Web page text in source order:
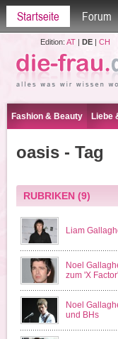
Startseite Forum
Edition: AT| DE| CH
Fashion & Beauty Liebe
oasis - Tag
RUBRIKEN(9)
Liam
Noel
zum 'X
Noel
und BHs